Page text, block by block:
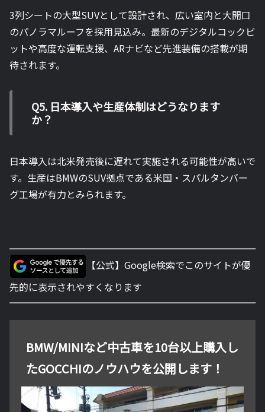
3列シートの大型SUVとして設計され、広い室内と大開口
のパノラマルーフを採用見込み。最新のデジタルコックピ
ットや高度な運転支援、ARナビなど先進装備の搭載が期
待されます。
Q5. 日本導入や生産体制はどうなります
か？
日本導入は北米発売後に遅れて実施される可能性が高いで
す。生産はBMWのSUV拠点である米国・スパルタンバー
グ工場が有力とみられます。
【公式】Google検索でこのサイトが優
先的に表示されやすくなります
BMW/MINIなど中古車を10台以上購入し
たGOCCHIのノウハウを公開します！